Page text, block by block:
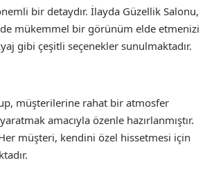
bir detaydır. İlayda Güzellik Salonu,
mükemmel bir görünüm elde etmenizi
gibi çeşitli seçenekler sunulmaktadır.
müşterilerine rahat bir atmosfer
amacıyla özenle hazırlanmıştır.
müşteri, kendini özel hissetmesi için